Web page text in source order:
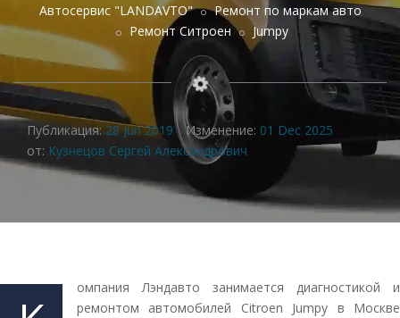
Автосервис "LANDAVTO"
Ремонт по маркам авто
Ремонт Ситроен
Jumpy
Публикация:28 Jun 2019 Изменение: 01 Dec 2025
от: Кузнецов Сергей Александрович
омпания Лэндавто занимается диагностикой и
ремонтом автомобилей Citroen Jumpy в Москве